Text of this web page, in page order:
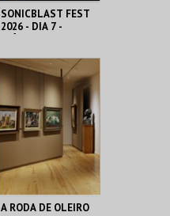
SONICBLAST FEST
2026 - DIA 7 -
PRAIA DUNA DO
CALDEIRÃO
MAIS INFO
COMPRAR
A RODA DE OLEIRO